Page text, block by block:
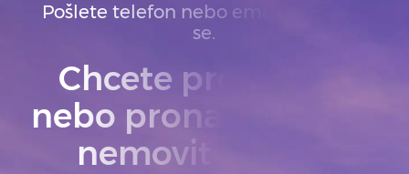
Pošlete telefon nebo email. Ozveme
se.
Chcete prodat
nebo pronajmout
nemovitost?